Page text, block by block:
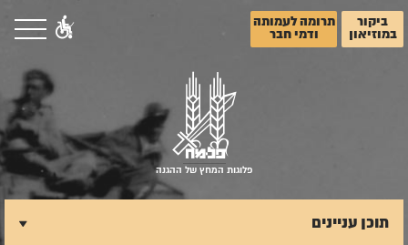
ביקור
במוזיאון
תרומה לעמותה
ודמי חבר
פלוגות המחץ של ההגנה
תוכן עניינים